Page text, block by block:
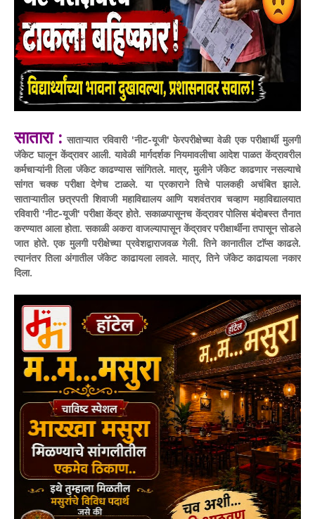
सातारा : साताऱ्यात रविवारी 'नीट-यूजी' फेरपरीक्षेच्या वेळी एक परीक्षार्थी मुलगी
जॅकेट घालून केंद्रावर आली. यावेळी मार्गदर्शक नियमावलीचा आदेश पाळत केंद्रावरील
कर्मचाऱ्यांनी तिला जॅकेट काढण्यास सांगितले.मात्र, मुलीने जॅकेट काढणार नसल्याचे
सांगत चक्क परीक्षा देणेच टाळले. या प्रकाराने तिचे पालकही अचंबित झाले.
साताऱ्यातील छत्रपती शिवाजी महाविद्यालय आणि यशवंतराव चव्हाण महाविद्यालयात
रविवारी 'नीट-यूजी' परीक्षा केंद्र होते. सकाळपासूनच केंद्रावर पोलिस बंदोबस्त तैनात
करण्यात आला होता. सकाळी अकरा वाजल्यापासून केंद्रावर परीक्षार्थींना तपासून सोडले
जात होते. एक मुलगी परीक्षेच्या प्रवेशद्वाराजवळ गेली. तिने कानातील टाॅप्स काढले.
त्यानंतर तिला अंगातील जॅकेट काढायला लावले. मात्र, तिने जॅकेट काढायला नकार
दिला.